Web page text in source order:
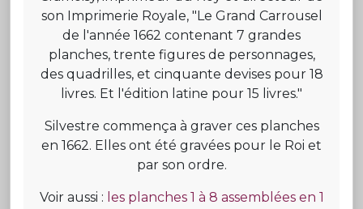
son Imprimerie Royale, "Le Grand Carrousel
de l'année 1662 contenant 7 grandes
planches, trente figures de personnages,
des quadrilles, et cinquante devises pour 18
livres. Et l'édition latine pour 15 livres."
Silvestre commença à graver ces planches
en 1662. Elles ont été gravées pour le Roi et
par son ordre.
Voir aussi : les planches 1 à 8 assemblées en 1